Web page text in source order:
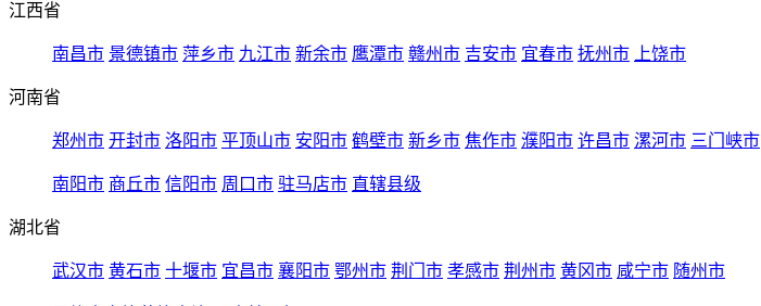
江西省
南昌市 景德镇市 萍乡市 九江市 新余市 鹰潭市 赣州市 吉安市 宜春市 抚州市 上饶市
河南省
郑州市 开封市 洛阳市 平顶山市 安阳市 鹤壁市 新乡市 焦作市 濮阳市 许昌市 漯河市 三门峡市
南阳市 商丘市 信阳市 周口市 驻马店市 直辖县级
湖北省
武汉市 黄石市 十堰市 宜昌市 襄阳市 鄂州市 荆门市 孝感市 荆州市 黄冈市 咸宁市 随州市